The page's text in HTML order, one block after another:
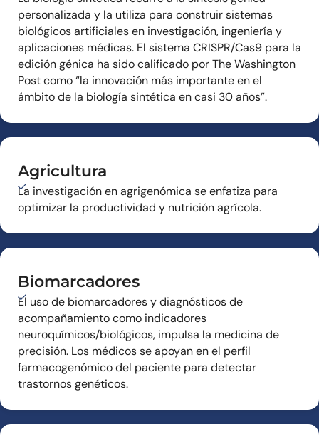
personalizada y la utiliza para construir sistemas
biológicos artificiales en investigación, ingeniería y
aplicaciones médicas. El sistema CRISPR/Cas9 para la
edición génica ha sido calificado por The Washington
Post como “la innovación más importante en el
ámbito de la biología sintética en casi 30 años”.
Agricultura
La investigación en agrigenómica se enfatiza para
optimizar la productividad y nutrición agrícola.
Biomarcadores
El uso de biomarcadores y diagnósticos de
acompañamiento como indicadores
neuroquímicos/biológicos, impulsa la medicina de
precisión. Los médicos se apoyan en el perfil
farmacogenómico del paciente para detectar
trastornos genéticos.